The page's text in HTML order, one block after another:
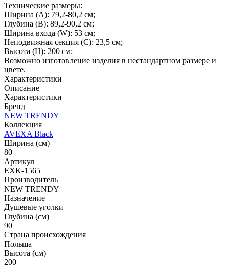
Технические размеры:
Ширина (A): 79,2-80,2 см;
Глубина (B): 89,2-90,2 см;
Ширина входа (W): 53 см;
Неподвижная секция (С): 23,5 см;
Высота (H): 200 см;
Возможно изготовление изделия в нестандартном размере и
цвете.
Характеристики
Описание
Характеристики
Бренд
NEW TRENDY
Коллекция
AVEXA Black
Ширина (см)
80
Артикул
EXK-1565
Производитель
NEW TRENDY
Назначение
Душевые уголки
Глубина (см)
90
Страна происхождения
Польша
Высота (см)
200